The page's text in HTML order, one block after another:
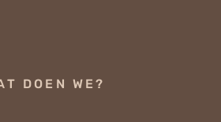
DOEN WE?